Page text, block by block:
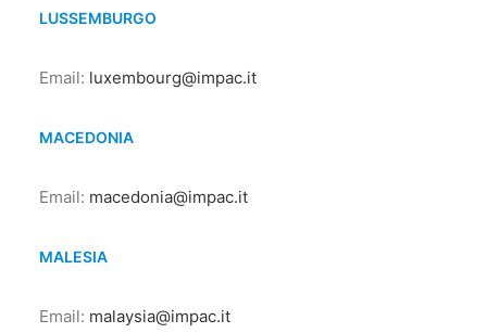
LUSSEMBURGO
Email: luxembourg@impac.it
MACEDONIA
Email: macedonia@impac.it
MALESIA
Email: malaysia@impac.it